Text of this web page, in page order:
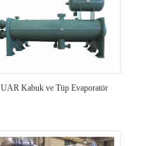
UAR Kabuk ve Tüp Evaporatör